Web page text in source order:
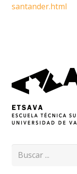
santander.html